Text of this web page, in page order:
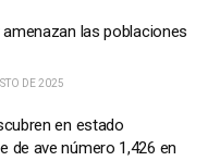
las poblaciones
DE 2025
en estado
de ave número 1,426 en